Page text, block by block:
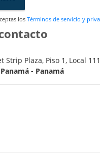
los Términos de servicio y
Strip Plaza, Piso 1, Local 111
- Panamá